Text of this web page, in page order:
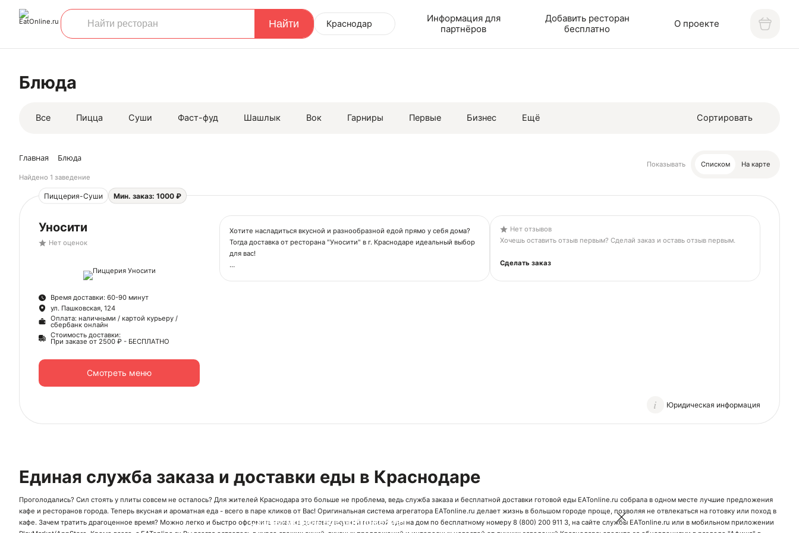
Скачай мобильное приложение!
Краснодар
Информация для
партнёров
Добавить ресторан
бесплатно
О проекте
Блюда
Все Пицца Суши Фаст-фуд Шашлык Вок Гарниры Первые Бизнес Ещё Сортировать
Главная Блюда
Найдено 1 заведение
Показывать Списком На карте
Пиццерия-Суши Мин. заказ: 1000 ₽
Уносити
Нет оценок
Время доставки: 60-90 минут
ул. Пашковская, 124
Оплата: наличными / картой курьеру /
сбербанк онлайн
Стоимость доставки:
При заказе от 2500 ₽ - БЕСПЛАТНО
Смотреть меню
Хотите насладиться вкусной и разнообразной едой прямо у себя дома?
Тогда доставка от ресторана "Уносити" в г. Краснодаре идеальный выбор
для вас!
ОГРН 5117746067896
Нет отзывов
Хочешь оставить отзыв первым? Сделай заказ и оставь отзыв первым.
Сделать заказ
Юридическая информация
Единая служба заказа и доставки еды в Краснодаре
Проголодались? Сил стоять у плиты совсем не осталось? Для жителей Краснодара это больше не проблема, ведь служба заказа и бесплатной доставки готовой еды EATonline.ru собрала в одном месте лучшие предложения
кафе и ресторанов города. Теперь вкусная и ароматная еда - всего в паре кликов от Вас! Оригинальная система агрегатора EATonline.ru делает жизнь в большом городе проще, позволяя не отвлекаться на готовку или поход в
кафе. Зачем тратить драгоценное время? Можно легко и быстро оформить заказ на доставку вкусной готовой еды на дом по бесплатному номеру 8 (800) 200 911 3, на сайте службы EATonline.ru или в мобильном приложении